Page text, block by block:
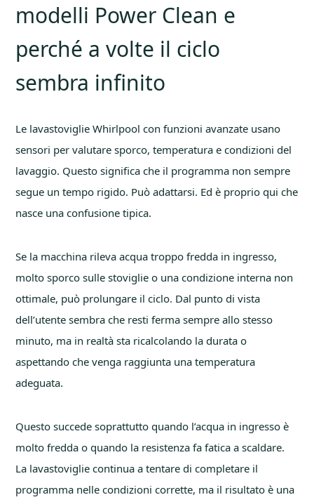
modelli Power Clean e
perché a volte il ciclo
sembra infinito
Le lavastoviglie Whirlpool con funzioni avanzate usano
sensori per valutare sporco, temperatura e condizioni del
lavaggio. Questo significa che il programma non sempre
segue un tempo rigido. Può adattarsi. Ed è proprio qui che
nasce una confusione tipica.
Se la macchina rileva acqua troppo fredda in ingresso,
molto sporco sulle stoviglie o una condizione interna non
ottimale, può prolungare il ciclo. Dal punto di vista
dell’utente sembra che resti ferma sempre allo stesso
minuto, ma in realtà sta ricalcolando la durata o
aspettando che venga raggiunta una temperatura
adeguata.
Questo succede soprattutto quando l’acqua in ingresso è
molto fredda o quando la resistenza fa fatica a scaldare.
La lavastoviglie continua a tentare di completare il
programma nelle condizioni corrette, ma il risultato è una